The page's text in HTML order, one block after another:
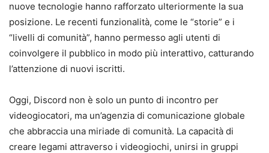
nuove tecnologie hanno rafforzato ulteriormente la sua
posizione. Le recenti funzionalità, come le “storie” e i
“livelli di comunità”, hanno permesso agli utenti di
coinvolgere il pubblico in modo più interattivo, catturando
l’attenzione di nuovi iscritti.
Oggi, Discord non è solo un punto di incontro per
videogiocatori, ma un’agenzia di comunicazione globale
che abbraccia una miriade di comunità. La capacità di
creare legami attraverso i videogiochi, unirsi in gruppi